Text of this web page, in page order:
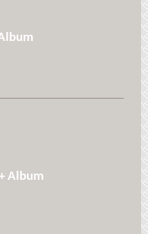
Album